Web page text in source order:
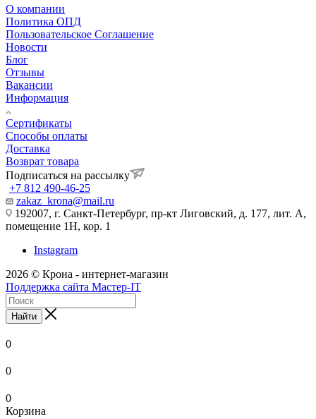
О компании
Политика ОПД
Пользовательское Соглашение
Новости
Блог
Отзывы
Вакансии
Информация
Сертификаты
Способы оплаты
Доставка
Возврат товара
Подписаться на рассылку
+7 812 490-46-25
zakaz_krona@mail.ru
192007, г. Санкт-Петербург, пр-кт Лиговский, д. 177, лит. А,
помещение 1Н, кор. 1
Instagram
2026 © Крона - интернет-магазин
Поддержка сайта Мастер-IT
Найти
0
0
0
Корзина